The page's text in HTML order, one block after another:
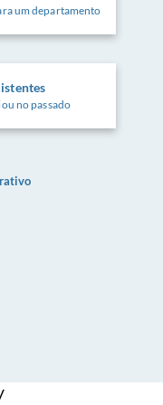
um departamento
no passado